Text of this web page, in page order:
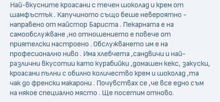
Най-вкусните кроасани с течен шоколад и крем от
шамфъстък . Капучиното също беше невероятно -
направено от майстор Бариста . Пекарната е на
самообслужване ,но отношението е повече от
приятелски настроено . Обслужването им е на
професионално ниво . Има хлебчета ,сандвичи и най-
различни вкусотии като курабийки ,домашен кекс, закуски,
кроасани пълни с обилно количество крем и шоколад ,та
чак до френски макарони . Почувствах се ,че все едно съм
на някое специално място . Ще посетим отново.